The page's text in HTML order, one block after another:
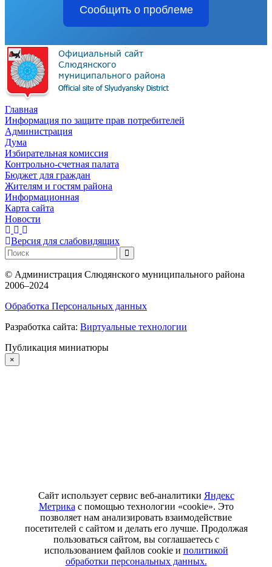
Сообщить о проблеме
Главная
Информация по защите прав потребителей
Администрация
Дума
Избирательная комиссия
Контрольно-счетная палата
Бюджет для граждан
Жителям и гостям района
Информационная
Карта сайта
Новости
Версия для слабовидящих
© Администрация Слюдянского муниципального района
2006–2024
Обработка Персональных данных
Разработка сайта: Виртуальные технологии
Публикация миниатюры
×
Сайт использует сервис веб-аналитики Яндекс
Метрика с помощью технологии «cookie». Это
позволяет нам анализировать взаимодействие
посетителей с сайтом и делать его лучше. Продолжая
пользоваться сайтом, вы соглашаетесь с
использованием файлов cookie и политикой
обработки персональных данных.